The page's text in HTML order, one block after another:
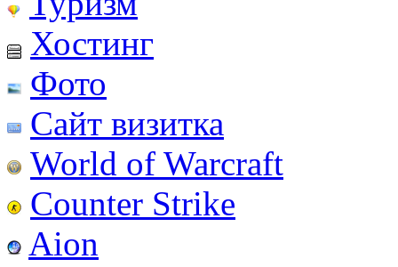
Хостинг
Фото
Сайт визитка
World of Warcraft
Counter Strike
Aion